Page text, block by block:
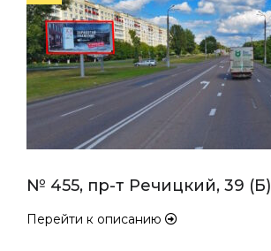
№ 455, пр-т Речицкий, 39 (Б)
Перейти к описанию